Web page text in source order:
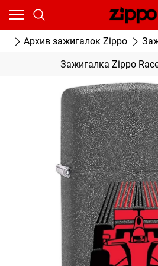
Архив зажигалок Zippo
Зажигалка Zippo
Ваш город - Москва,
От выбранного города зависят сроки